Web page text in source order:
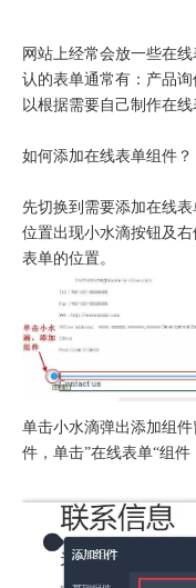
网站上经常会放一些在
认的表单通常有：产品
以根据需要自己制作在线
如何添加在线表单组件？
先切换到需要添加在线
位置出现小水滴按钮及
表单的位置。
单击小水滴弹出添加组
件，单击”在线表单“组件